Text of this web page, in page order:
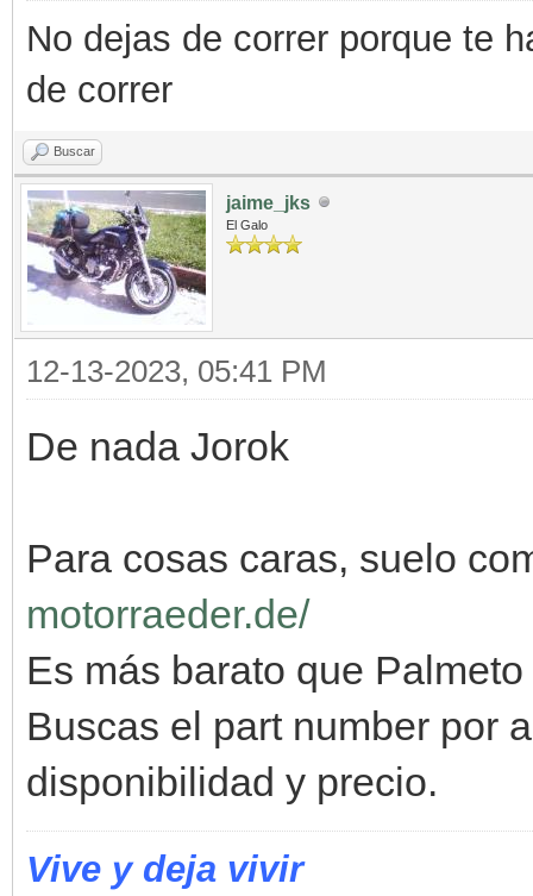
No dejas de correr porque te
de correr
Buscar
jaime_jks
El Galo
12-13-2023, 05:41 PM
De nada Jorok
Para cosas caras, suelo
motorraeder.de/
Es más barato que
Buscas el part number por
disponibilidad y precio.
Vive y deja vivir